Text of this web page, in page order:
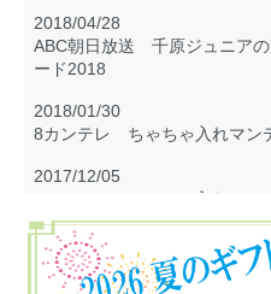
2018/04/28
ABC朝日放送 千原ジュニアの
ード2018
2018/01/30
8カンテレ ちゃちゃ入れマン
2017/12/05
8カンテレ ちゃちゃ入れマン
2017/10/04
MBS 魔法のレストランR